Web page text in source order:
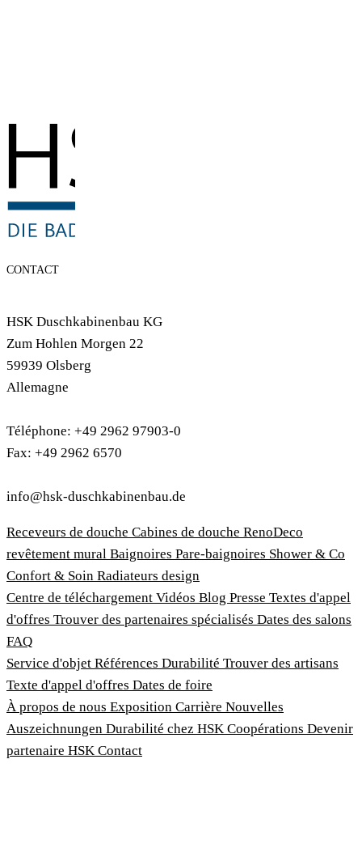
CONTACT
HSK Duschkabinenbau KG
Zum Hohlen Morgen 22
59939 Olsberg
Allemagne
Téléphone: +49 2962 97903-0
Fax: +49 2962 6570
info@hsk-duschkabinenbau.de
Receveurs de douche Cabines de douche RenoDeco
revêtement mural Baignoires Pare-baignoires Shower & Co
Confort & Soin Radiateurs design
Centre de téléchargement Vidéos Blog Presse Textes d'appel
d'offres Trouver des partenaires spécialisés Dates des salons
FAQ
Service d'objet Références Durabilité Trouver des artisans
Texte d'appel d'offres Dates de foire
À propos de nous Exposition Carrière Nouvelles
Auszeichnungen Durabilité chez HSK Coopérations Devenir
partenaire HSK Contact